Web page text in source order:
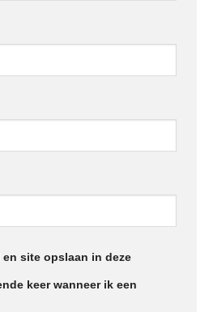
en site opslaan in deze
keer wanneer ik een